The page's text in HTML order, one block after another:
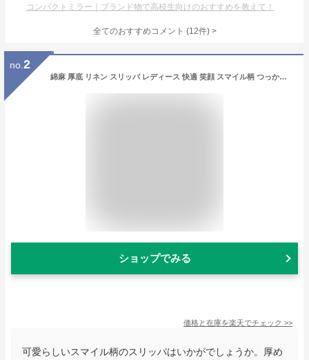
コンパクトミラー｜ブランド物で高校生向けのおすすめを教えて！
全てのおすすめコメント (12件) >
no. 2
綿麻 厚底 リネン スリッパ レディース 快適 笑顔 スマイル柄 つっかけ 春 夏 秋 冬 柔らかい 吸湿 静音 通気 室内履き 上履き 来客用 携帯用 トイレ用 ルームシューズ カップル お揃い 夫婦 オフィス かわいい おしゃれ 新婚祝い プレゼント
ショップでみる
価格と在庫を楽天でチェック >>
可愛らしいスマイル柄のスリッパはいかがでしょうか。厚め